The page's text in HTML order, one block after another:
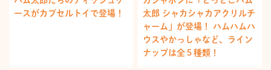
ースがカプセルトイで登場！
太郎 シャカシャカアクリルチ
ャーム」が登場！ ハムハムハ
ウスやかっしゃなど、ライン
ナップは全５種類！